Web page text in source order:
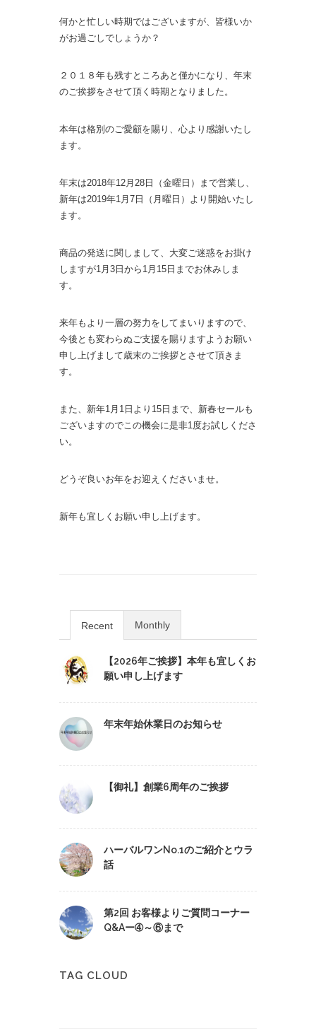
何かと忙しい時期ではございますが、皆様いか
がお過ごしでしょうか？
２０１８年も残すところあと僅かになり、年末
のご挨拶をさせて頂く時期となりました。
本年は格別のご愛顧を賜り、心より感謝いたし
ます。
年末は2018年12月28日（金曜日）まで営業し、
新年は2019年1月7日（月曜日）より開始いたし
ます。
商品の発送に関しまして、大変ご迷惑をお掛け
しますが1月3日から1月15日までお休みしま
す。
来年もより一層の努力をしてまいりますので、
今後とも変わらぬご支援を賜りますようお願い
申し上げまして歳末のご挨拶とさせて頂きま
す。
また、新年1月1日より15日まで、新春セールも
ございますのでこの機会に是非1度お試しくださ
い。
どうぞ良いお年をお迎えくださいませ。
新年も宜しくお願い申し上げます。
Recent Monthly
【2026年ご挨拶】本年も宜しくお
願い申し上げます
年末年始休業日のお知らせ
【御礼】創業6周年のご挨拶
ハーバルワンNo.1のご紹介とウラ
話
第2回 お客様よりご質問コーナー
Q&Aー➃～⑥まで
TAG CLOUD